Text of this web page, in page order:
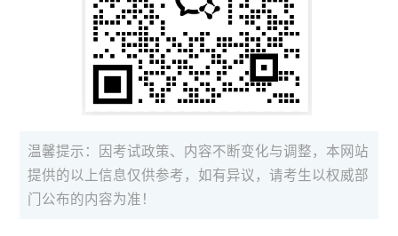
温馨提示：因考试政策、内容不断变化与调整，本网站
提供的以上信息仅供参考，如有异议，请考生以权威部
门公布的内容为准！